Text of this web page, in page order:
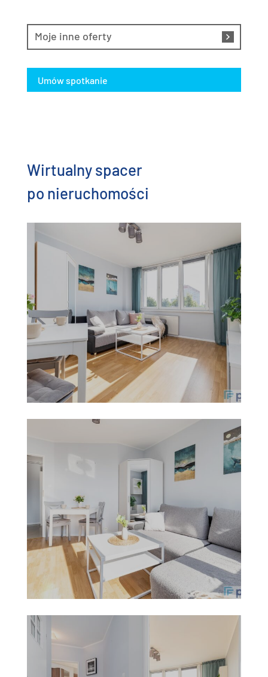
Moje inne oferty
Umów spotkanie
Wirtualny spacer
po nieruchomości